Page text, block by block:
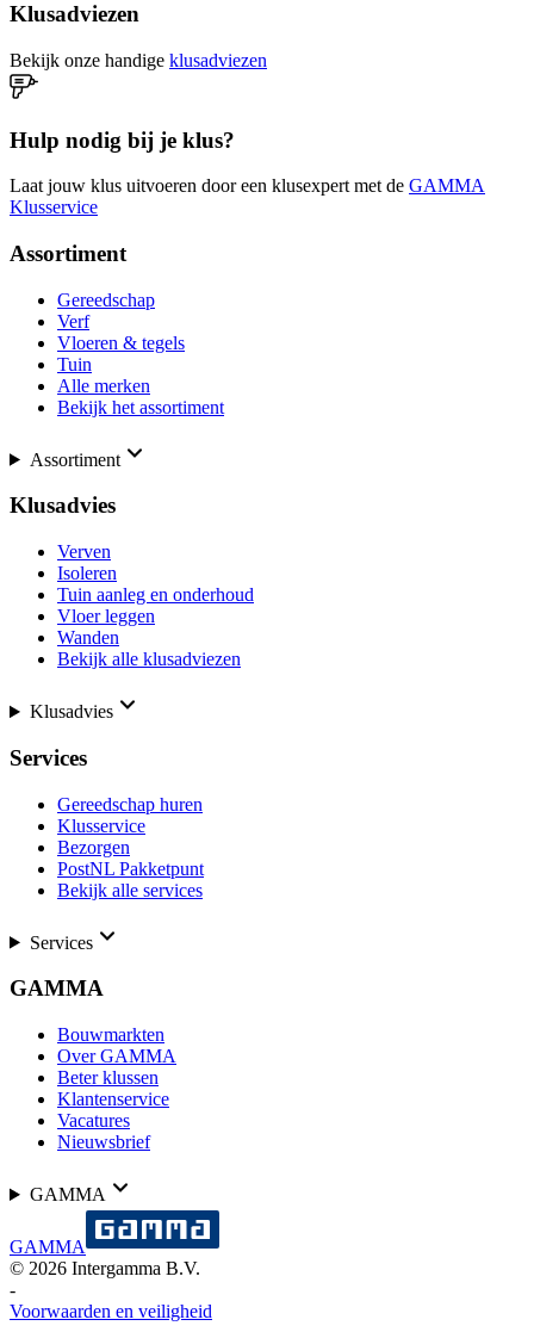
Klusadviezen
Bekijk onze handige klusadviezen
Hulp nodig bij je klus?
Laat jouw klus uitvoeren door een klusexpert met de GAMMA
Klusservice
Assortiment
Gereedschap
Verf
Vloeren & tegels
Tuin
Alle merken
Bekijk het assortiment
Assortiment
Klusadvies
Verven
Isoleren
Tuin aanleg en onderhoud
Vloer leggen
Wanden
Bekijk alle klusadviezen
Klusadvies
Services
Gereedschap huren
Klusservice
Bezorgen
PostNL Pakketpunt
Bekijk alle services
Services
GAMMA
Bouwmarkten
Over GAMMA
Beter klussen
Klantenservice
Vacatures
Nieuwsbrief
GAMMA
GAMMA
© 2026 Intergamma B.V.
-
Voorwaarden en veiligheid